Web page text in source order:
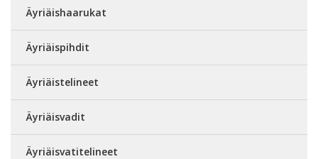
Äyriäishaarukat
Äyriäispihdit
Äyriäistelineet
Äyriäisvadit
Äyriäisvatitelineet